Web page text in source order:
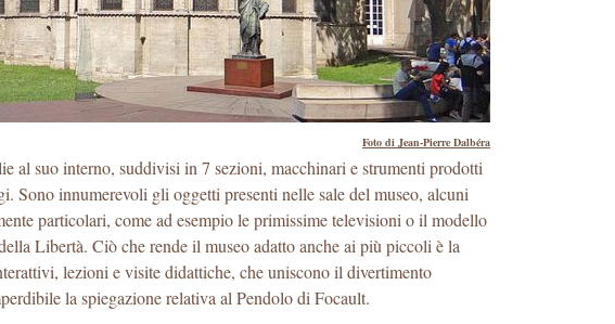
Foto di Jean-Pierre Dalbéra
al suo interno, suddivisi in 7 sezioni, macchinari e strumenti prodotti
Sono innumerevoli gli oggetti presenti nelle sale del museo, alcuni
particolari, come ad esempio le primissime televisioni o il modello
Libertà. Ciò che rende il museo adatto anche ai più piccoli è la
lezioni e visite didattiche, che uniscono il divertimento
la spiegazione relativa al Pendolo di Focault.